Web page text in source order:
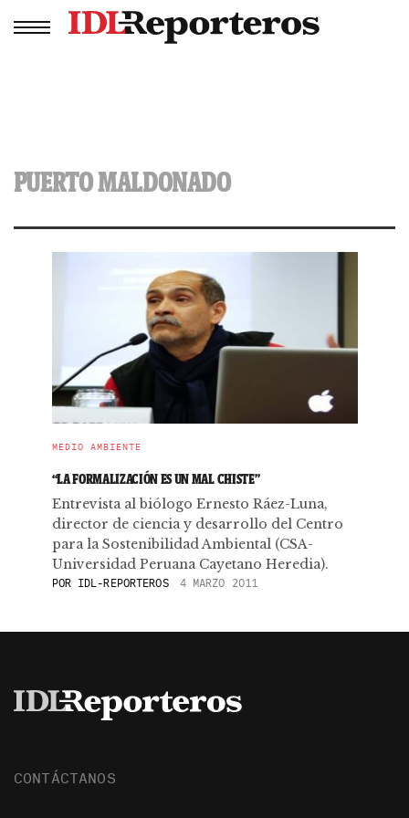
PUERTO MALDONADO
MEDIO AMBIENTE
“LA FORMALIZACIÓN ES UN MAL CHISTE”
Entrevista al biólogo Ernesto Ráez-Luna,
director de ciencia y desarrollo del Centro
para la Sostenibilidad Ambiental (CSA-
Universidad Peruana Cayetano Heredia).
POR IDL-REPORTEROS 4 MARZO 2011
CONTÁCTANOS